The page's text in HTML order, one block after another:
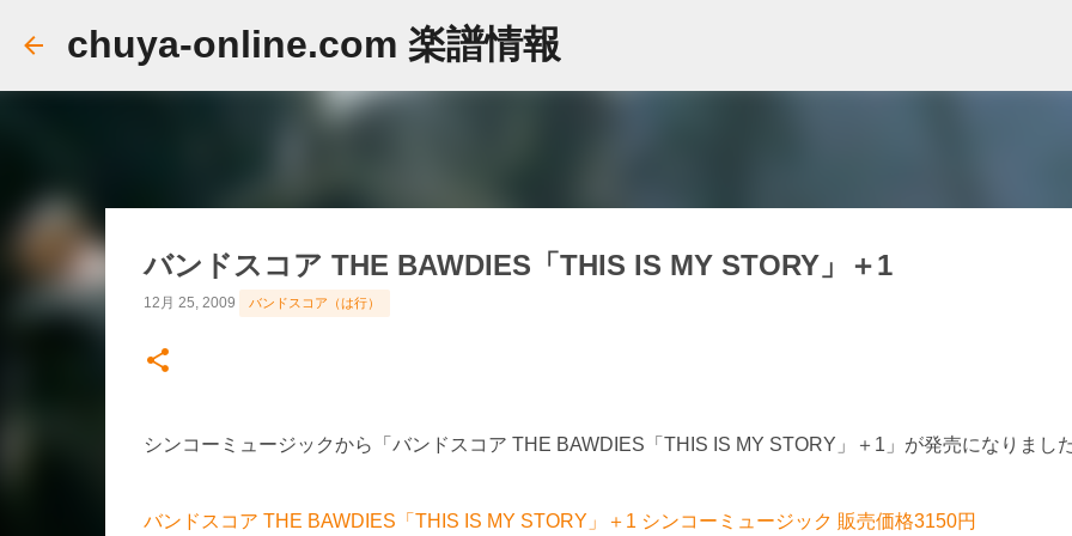
chuya-online.com 楽譜情報
バンドスコア THE BAWDIES「THIS IS MY STORY」＋1
12月 25, 2009 バンドスコア（は行）
シンコーミュージックから「バンドスコア THE BAWDIES「THIS IS MY STORY」＋1」が発売になりまし
バンドスコア THE BAWDIES「THIS IS MY STORY」＋1 シンコーミュージック 販売価格3150円